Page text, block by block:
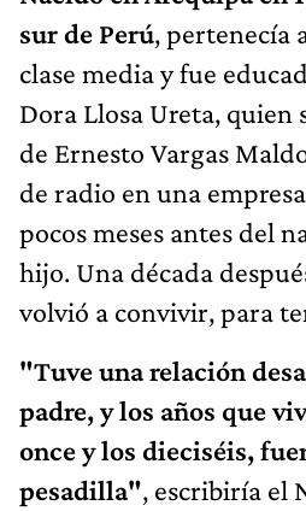
sur de Perú, pertenecía
clase media y fue
Dora Llosa Ureta, quien
de Ernesto Vargas
de radio en una
pocos meses antes del
hijo. Una década
volvió a convivir, para
"Tuve una relación
padre, y los años que
once y los dieciséis,
pesadilla", escribiría el